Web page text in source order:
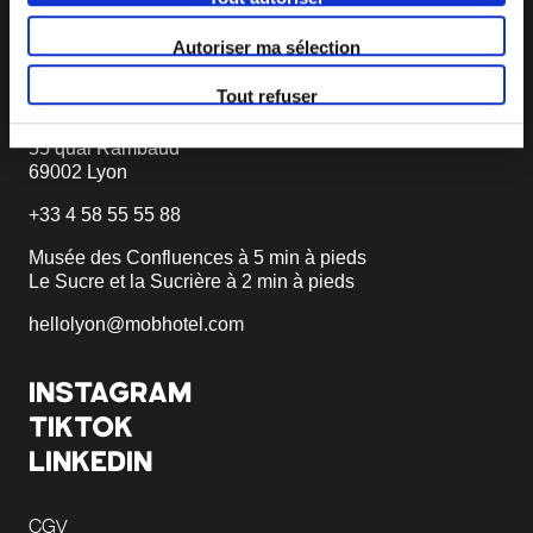
Autoriser ma sélection
Tout refuser
becomemob@mobhotel.com
TROUVER MOB HOTEL
Hôtel 3 étoiles
55 quai Rambaud
69002 Lyon
+33 4 58 55 55 88
Musée des Confluences à 5 min à pieds
Le Sucre et la Sucrière à 2 min à pieds
hellolyon@mobhotel.com
INSTAGRAM
TIKTOK
LINKEDIN
CGV